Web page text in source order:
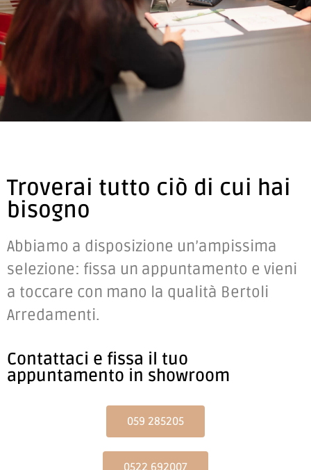
Troverai tutto ciò di cui hai
bisogno
Abbiamo a disposizione un’ampissima
selezione: fissa un appuntamento e vieni
a toccare con mano la qualità Bertoli
Arredamenti.
Contattaci e fissa il tuo
appuntamento in showroom
059 285205
0522 692007